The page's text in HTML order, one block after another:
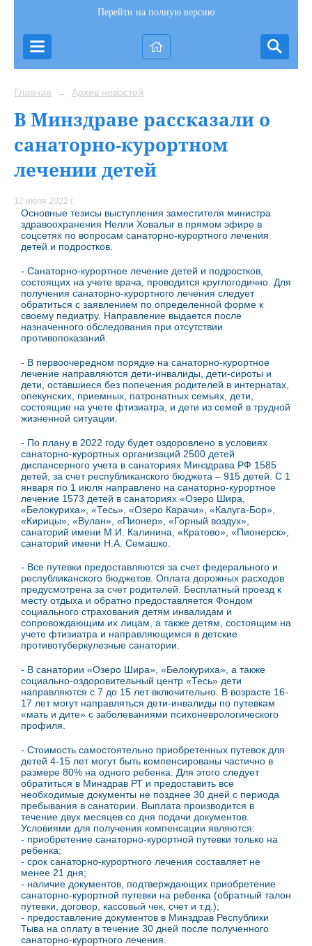
Перейти на полную версию
Главная → Архив новостей
В Минздраве рассказали о
санаторно-курортном
лечении детей
12 июля 2022 г.
Основные тезисы выступления заместителя министра
здравоохранения Нелли Ховалыг в прямом эфире в
соцсетях по вопросам санаторно-курортного лечения
детей и подростков.
- Санаторно-курортное лечение детей и подростков,
состоящих на учете врача, проводится круглогодично. Для
получения санаторно-курортного лечения следует
обратиться с заявлением по определенной форме к
своему педиатру. Направление выдается после
назначенного обследования при отсутствии
противопоказаний.
- В первоочередном порядке на санаторно-курортное
лечение направляются дети-инвалиды, дети-сироты и
дети, оставшиеся без попечения родителей в интернатах,
опекунских, приемных, патронатных семьях, дети,
состоящие на учете фтизиатра, и дети из семей в трудной
жизненной ситуации.
- По плану в 2022 году будет оздоровлено в условиях
санаторно-курортных организаций 2500 детей
диспансерного учета в санаториях Минздрава РФ 1585
детей, за счет республиканского бюджета – 915 детей. С 1
января по 1 июля направлено на санаторно-курортное
лечение 1573 детей в санаториях «Озеро Шира,
«Белокуриха», «Тесь», «Озеро Карачи», «Калуга-Бор»,
«Кирицы», «Вулан», «Пионер», «Горный воздух»,
санаторий имени М.И. Калинина, «Кратово», «Пионерск»,
санаторий имени Н.А. Семашко.
- Все путевки предоставляются за счет федерального и
республиканского бюджетов. Оплата дорожных расходов
предусмотрена за счет родителей. Бесплатный проезд к
месту отдыха и обратно предоставляется Фондом
социального страхования детям инвалидам и
сопровождающим их лицам, а также детям, состоящим на
учете фтизиатра и направляющимся в детские
противотуберкулезные санатории.
- В санатории «Озеро Шира», «Белокуриха», а также
социально-оздоровительный центр «Тесь» дети
направляются с 7 до 15 лет включительно. В возрасте 16-
17 лет могут направляться дети-инвалиды по путевкам
«мать и дите» с заболеваниями психоневрологического
профиля.
- Стоимость самостоятельно приобретенных путевок для
детей 4-15 лет могут быть компенсированы частично в
размере 80% на одного ребенка. Для этого следует
обратиться в Минздрав РТ и предоставить все
необходимые документы не позднее 30 дней с периода
пребывания в санатории. Выплата производится в
течение двух месяцев со дня подачи документов.
Условиями для получения компенсации являются:
- приобретение санаторно-курортной путевки только на
ребенка;
- срок санаторно-курортного лечения составляет не
менее 21 дня;
- наличие документов, подтверждающих приобретение
санаторно-курортной путевки на ребенка (обратный талон
путевки, договор, кассовый чек, счет и т.д.);
- предоставление документов в Минздрав Республики
Тыва на оплату в течение 30 дней после полученного
санаторно-курортного лечения.